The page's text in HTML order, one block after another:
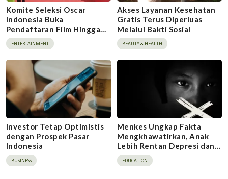
Komite Seleksi Oscar
Indonesia Buka
Pendaftaran Film Hingga
Akhir Agustus
ENTERTAINMENT
Akses Layanan Kesehatan
Gratis Terus Diperluas
Melalui Bakti Sosial
BEAUTY & HEALTH
Investor Tetap Optimistis
dengan Prospek Pasar
Indonesia
BUSINESS
Menkes Ungkap Fakta
Mengkhawatirkan, Anak
Lebih Rentan Depresi dan
Cemas
EDUCATION